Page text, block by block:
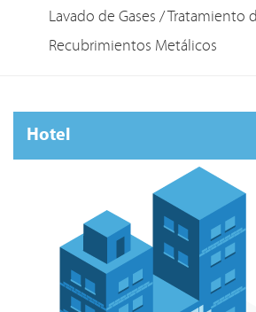
Lavado de Gases / Tratamiento
Recubrimientos Metálicos
Hotel